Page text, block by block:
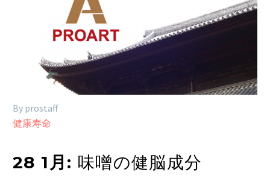
By prostaff
健康寿命
28 1月: 味噌の健脳成分